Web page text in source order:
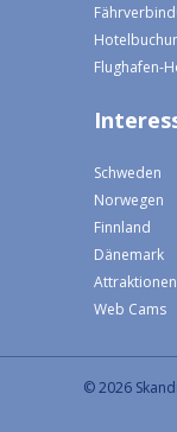
Flughafen-
Schweden
Norwegen
Finnland
Dänemark
Attraktionen
Web Cams
© 2026